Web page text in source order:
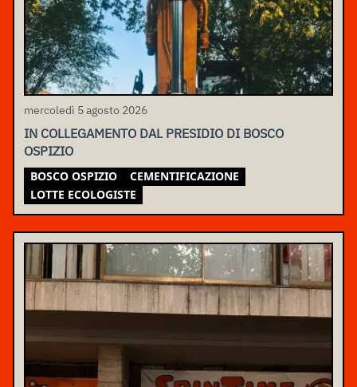
mercoledì 5 agosto 2026
IN COLLEGAMENTO DAL PRESIDIO DI BOSCO
OSPIZIO
BOSCO OSPIZIO
CEMENTIFICAZIONE
LOTTE ECOLOGISTE